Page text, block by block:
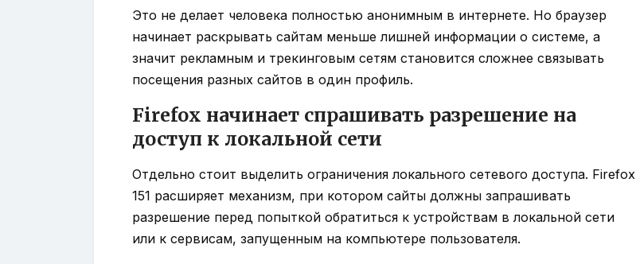
Это не делает человека полностью анонимным в интернете. Но браузер
начинает раскрывать сайтам меньше лишней информации о системе, а
значит рекламным и трекинговым сетям становится сложнее связывать
посещения разных сайтов в один профиль.
Firefox начинает спрашивать разрешение на
доступ к локальной сети
Отдельно стоит выделить ограничения локального сетевого доступа. Firefox
151 расширяет механизм, при котором сайты должны запрашивать
разрешение перед попыткой обратиться к устройствам в локальной сети
или к сервисам, запущенным на компьютере пользователя.